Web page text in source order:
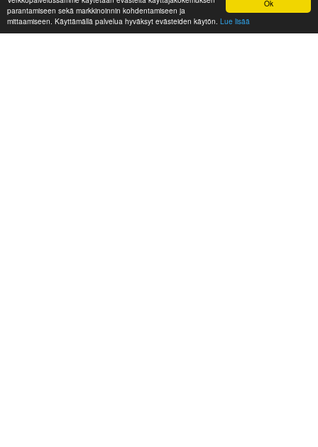
Ok
parantamiseen sekä markkinoinnin kohdentamiseen ja
mittaamiseen. Käyttämällä palvelua hyväksyt evästeiden käytön. Lue lisää